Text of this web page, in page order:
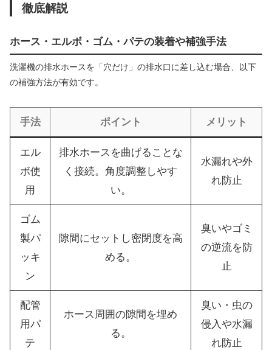
徹底解説
ホース・エルボ・ゴム・パテの装着や補強手法
洗濯機の排水ホースを「穴だけ」の排水口に差し込む場合、以下
の補強方法が有効です。
手法 ポイント メリット
エル
ボ使
用
排水ホースを曲げることな
く接続。角度調整しやす
い。
水漏れや外
れ防止
ゴム
製パ
ッキ
ン
隙間にセットし密閉度を高
める。
臭いやゴミ
の逆流を防
止
配管
用パ
テ
ホース周囲の隙間を埋め
る。
臭い・虫の
侵入や水漏
れ防止